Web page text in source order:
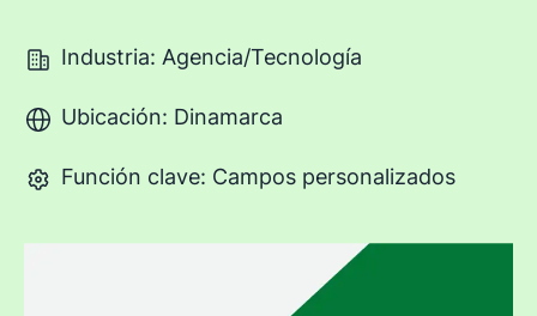
Industria: Agencia/Tecnología
Ubicación: Dinamarca
Función clave: Campos personalizados